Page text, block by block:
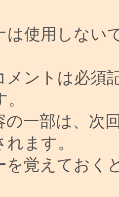
は使用しない
メントは必須
の一部は、次
ます。
を覚えておく